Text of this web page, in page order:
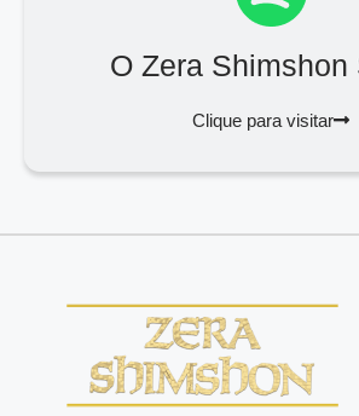
O Zera Shimshon
Clique para visitar